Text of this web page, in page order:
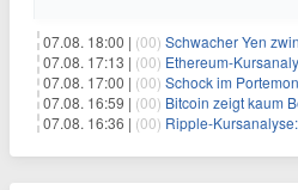
07.08. 18:00 | (00) Schwacher Yen zwingt USA
07.08. 17:13 | (00) Ethereum-Kursanalyse: Kann ETH
07.08. 17:00 | (00) Schock im Portemonnaie:
07.08. 16:59 | (00) Bitcoin zeigt kaum Bewegung nach
07.08. 16:36 | (00) Ripple-Kursanalyse: Wie tief kann XRP